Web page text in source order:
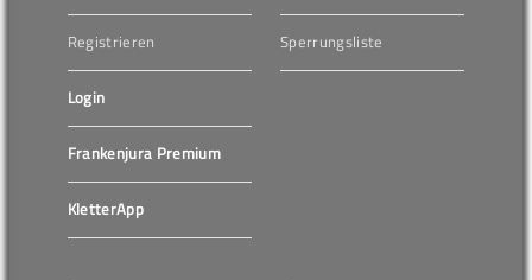
Registrieren
Login
Frankenjura Premium
KletterApp
Sperrungsliste